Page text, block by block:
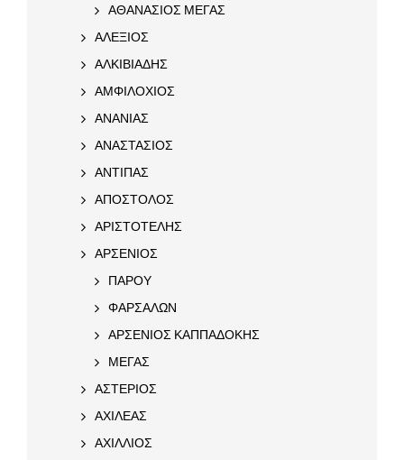
ΑΘΑΝΑΣΙΟΣ ΜΕΓΑΣ
ΑΛΕΞΙΟΣ
ΑΛΚΙΒΙΑΔΗΣ
ΑΜΦΙΛΟΧΙΟΣ
ΑΝΑΝΙΑΣ
ΑΝΑΣΤΑΣΙΟΣ
ΑΝΤΙΠΑΣ
ΑΠΟΣΤΟΛΟΣ
ΑΡΙΣΤΟΤΕΛΗΣ
ΑΡΣΕΝΙΟΣ
ΠΑΡΟΥ
ΦΑΡΣΑΛΩΝ
ΑΡΣΕΝΙΟΣ ΚΑΠΠΑΔΟΚΗΣ
ΜΕΓΑΣ
ΑΣΤΕΡΙΟΣ
ΑΧΙΛΕΑΣ
ΑΧΙΛΛΙΟΣ